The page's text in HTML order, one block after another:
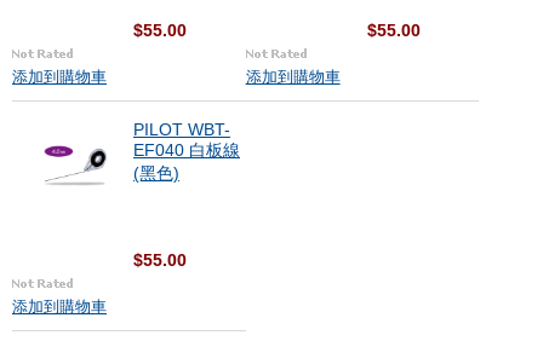
$55.00
添加到購物車
$55.00
添加到購物車
PILOT WBT-
EF040 白板線
(黑色)
$55.00
添加到購物車